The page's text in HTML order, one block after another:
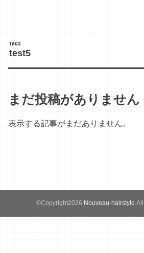
test5
まだ投稿がありません
表示する記事がまだありません。
©Copyright2026 Nouveau-hairstyle